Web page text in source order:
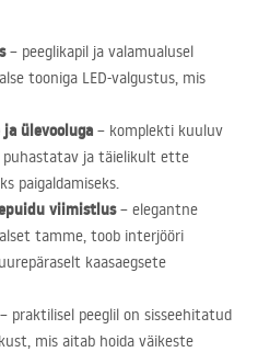
– peeglikapil ja valamualusel
tooniga LED-valgustus, mis
ülevooluga – komplekti kuuluv
puhastatav ja täielikult ette
paigaldamiseks.
viimistlus– elegantne
tamme, toob interjööri
kaasaegsete
– praktilisel peeglil on sisseehitatud
mis aitab hoida väikeste